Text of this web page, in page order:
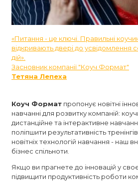
«Питання - це ключі. Правильні
відкривають двері до усвідомлення
дій».
Засновник компанії "Коуч Формат"
Тетяна Лепеха
Коуч Формат пропонує новітні
навчанні для розвитку компаній:
дистанційне та інтерактивне
поліпшити результативність
новітніх технологій навчання - наш
бізнес спільноти.
Якщо ви прагнете до інновацій у
підвищити продуктивність роботи